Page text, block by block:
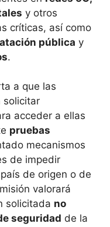
y otros
críticas, así como
pública y
.
a que las
solicitar
acceder a ellas
pruebas
mecanismos
de impedir
de origen o de
valorará
solicitada no
seguridad de la